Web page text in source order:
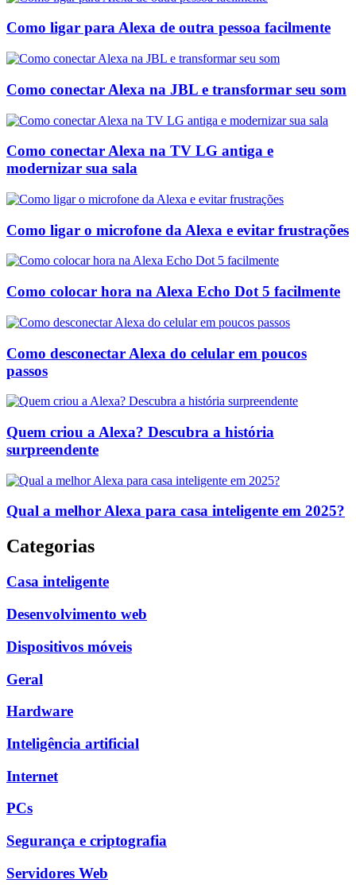
Como ligar para Alexa de outra pessoa facilmente
Como conectar Alexa na JBL e transformar seu som
Como conectar Alexa na TV LG antiga e
modernizar sua sala
Como ligar o microfone da Alexa e evitar frustrações
Como colocar hora na Alexa Echo Dot 5 facilmente
Como desconectar Alexa do celular em poucos
passos
Quem criou a Alexa? Descubra a história
surpreendente
Qual a melhor Alexa para casa inteligente em 2025?
Categorias
Casa inteligente
Desenvolvimento web
Dispositivos móveis
Geral
Hardware
Inteligência artificial
Internet
PCs
Segurança e criptografia
Servidores Web